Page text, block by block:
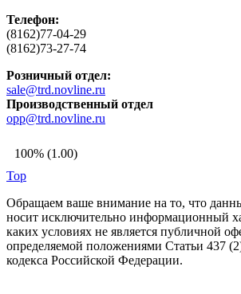
Телефон:
(8162)77-04-29
(8162)73-27-74
Розничный отдел:
sale@trd.novline.ru
Производственный отдел
opp@trd.novline.ru
100% (1.00)
Top
Обращаем ваше внимание на то, что
носит исключительно информационный
каких условиях не является публичной
определяемой положениями Статьи 437
кодекса Российской Федерации.